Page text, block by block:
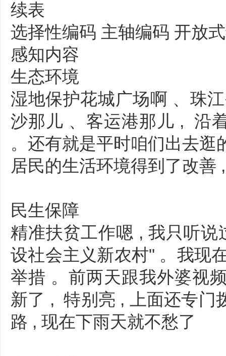
续表
选择性编码 主轴编码 开放
感知内容
生态环境
湿地保护花城广场啊 、珠
沙那儿 、客运港那儿 , 沿
。还有就是平时咱们出去逛
居民的生活环境得到了改善
民生保障
精准扶贫工作嗯 , 我只听
设社会主义新农村" 。我现
举措 。前两天跟我外婆视
新了 , 特别亮 , 上面还专门
路 , 现在下雨天就不愁了